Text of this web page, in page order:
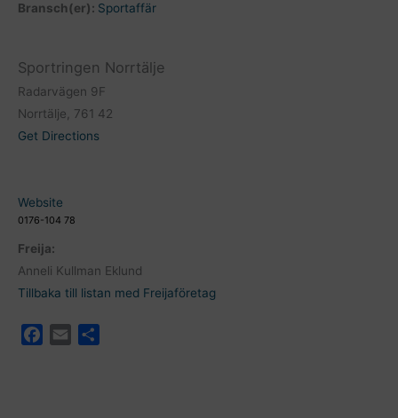
Bransch(er): Sportaffär
Sportringen Norrtälje
Radarvägen 9F
Norrtälje, 761 42
Get Directions
Website
0176-104 78
Freija:
Anneli Kullman Eklund
Tillbaka till listan med Freijaföretag